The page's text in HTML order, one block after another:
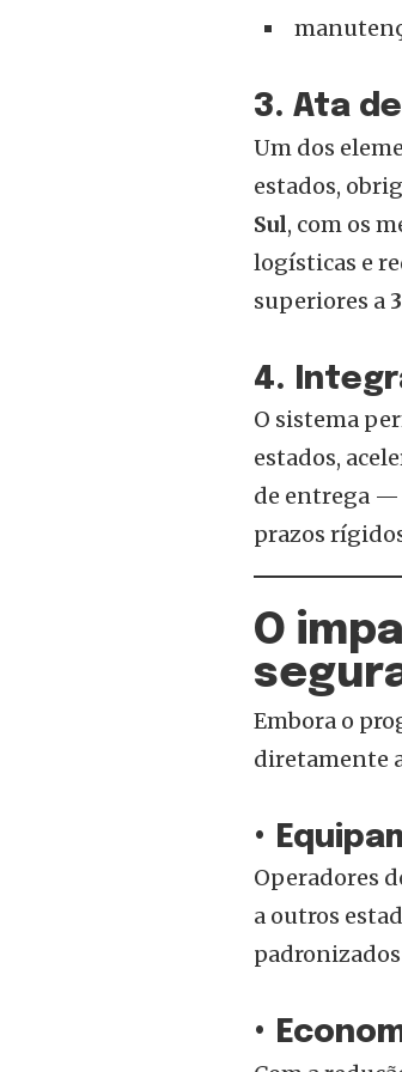
3. Ata
Um dos
estados,
Sul, com os
logísticas e
superiores a
4.
O sistema
estados,
de entrega —
prazos
O
Embora o
diretamente
•
Operadores
a outros
•